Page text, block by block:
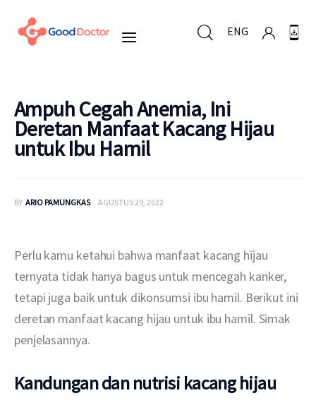
ENG
ENG
Untuk Bisnis
Layanan
Ampuh Cegah Anemia, Ini
Deretan Manfaat Kacang Hijau
untuk Ibu Hamil
BY ARIO PAMUNGKAS AGUSTUS 29, 2022
Perlu kamu ketahui bahwa manfaat kacang hijau
ternyata tidak hanya bagus untuk mencegah kanker,
tetapi juga baik untuk dikonsumsi ibu hamil. Berikut ini
deretan manfaat kacang hijau untuk ibu hamil. Simak
penjelasannya.
Kandungan dan nutrisi kacang hijau